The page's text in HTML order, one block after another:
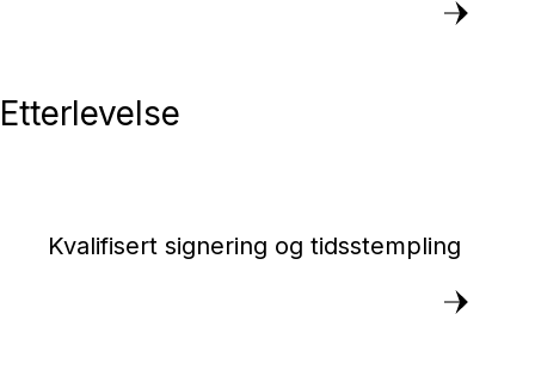
Etterlevelse
Kvalifisert signering og tidsstempling